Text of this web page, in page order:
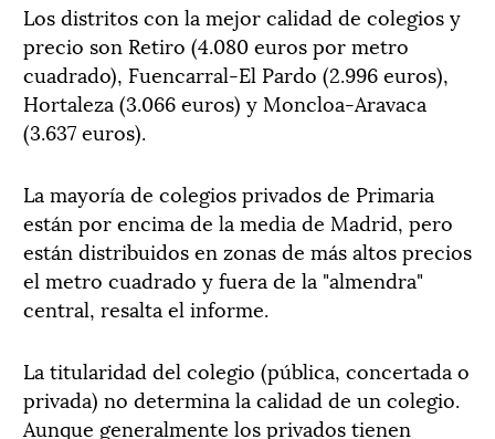
Los distritos con la mejor calidad de colegios y
precio son Retiro (4.080 euros por metro
cuadrado), Fuencarral-El Pardo (2.996 euros),
Hortaleza (3.066 euros) y Moncloa-Aravaca
(3.637 euros).
La mayoría de colegios privados de Primaria
están por encima de la media de Madrid, pero
están distribuidos en zonas de más altos precios
el metro cuadrado y fuera de la "almendra"
central, resalta el informe.
La titularidad del colegio (pública, concertada o
privada) no determina la calidad de un colegio.
Aunque generalmente los privados tienen